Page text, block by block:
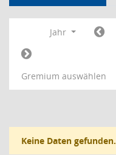
Jahr
Gremium auswählen
Keine Daten gefunden.